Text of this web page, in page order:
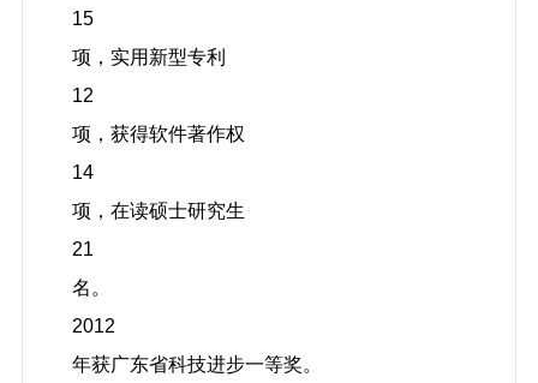
15
项，实用新型专利
12
项，获得软件著作权
14
项，在读硕士研究生
21
名。
2012
年获广东省科技进步一等奖。